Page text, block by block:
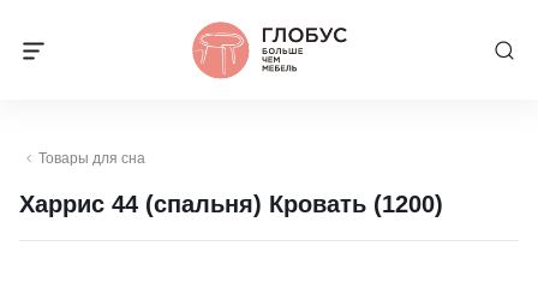
Товары для сна
Харрис 44 (спальня) Кровать (1200)